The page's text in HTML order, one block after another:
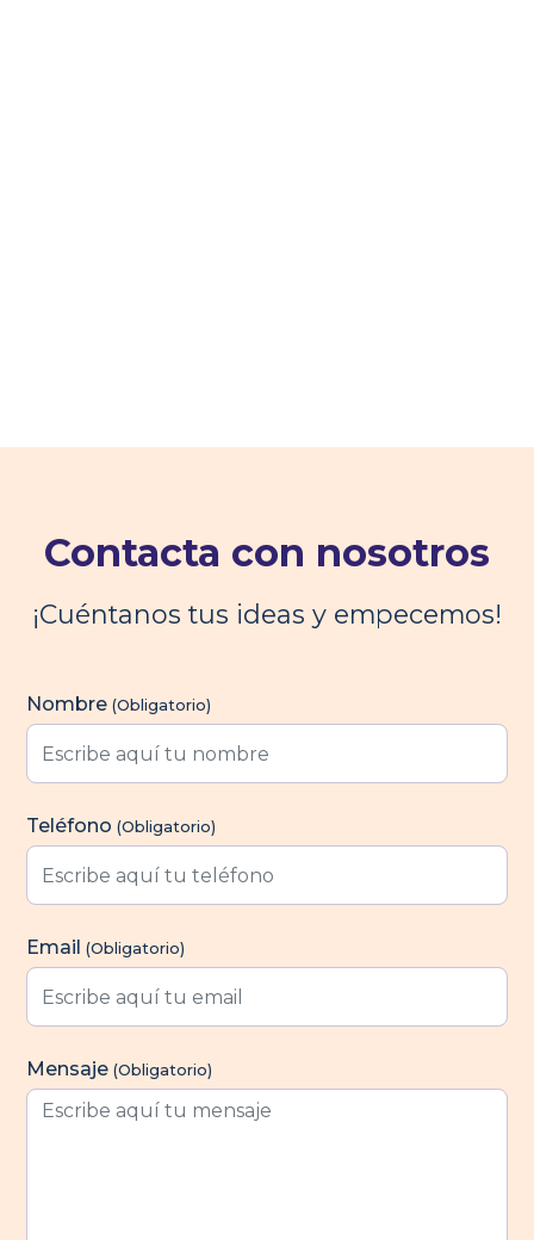
Contacta con nosotros
¡Cuéntanos tus ideas y empecemos!
Formulario de Contacto
Nombre (Obligatorio)
Teléfono (Obligatorio)
Email (Obligatorio)
Mensaje (Obligatorio)